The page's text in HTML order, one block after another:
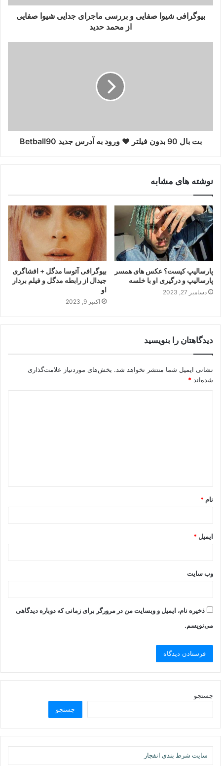
بیوگرافی شیوا صفایی و بررسی ماجرای جدایی شیوا صفایی
از محمد حدید
بت بال 90 بدون فیلتر ❤️ ورود به آدرس جدید Betball90
نوشته های مشابه
پارسالیپ کیست؟ عکس های همسر
پارسالیپ و درگیری او با خلسه
دسامبر 27, 2023
بیوگرافی آتوسا مدگل + افشاگری
جیدال از رابطه مدگل و فیلم بردار
او
اکتبر 9, 2023
دیدگاهتان را بنویسید
نشانی ایمیل شما منتشر نخواهد شد. بخش‌های موردنیاز علامت‌گذاری
شده‌اند *
نام *
ایمیل *
وب‌ سایت
ذخیره نام، ایمیل و وبسایت من در مرورگر برای زمانی که دوباره دیدگاهی
می‌نویسم.
جستجو
جستجو
سایت شرط بندی انفجار